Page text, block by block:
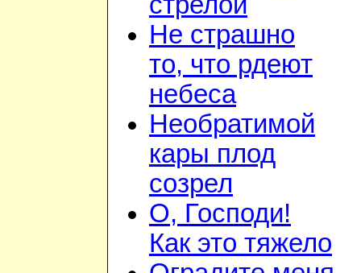
Не страшно
то, что рдеют
небеса
Необратимой
кары плод
созрел
О, Господи!
Как это тяжело